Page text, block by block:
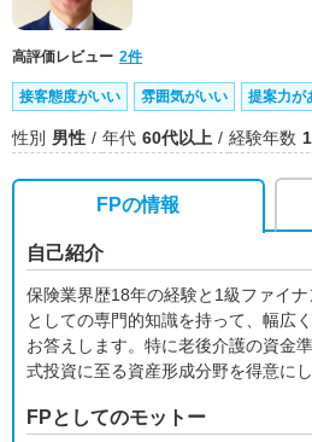
高評価レビュー 2件
接客態度がいい 雰囲気がいい 提案力が
性別 男性 年代 60代以上 経験年数
FPの情報
自己紹介
保険業界歴18年の経験と1級ファイ
としての専門的知識を持って、幅広
お答えします。特に老後介護の資金
式投資に至る資産形成分野を得意にし
FPとしてのモットー